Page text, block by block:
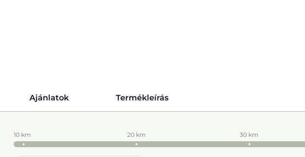
Ajánlatok Termékleírás
10 km 20 km 30 km